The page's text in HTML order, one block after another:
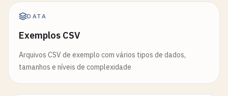
DATA
Exemplos CSV
Arquivos CSV de exemplo com vários tipos de dados,
tamanhos e níveis de complexidade